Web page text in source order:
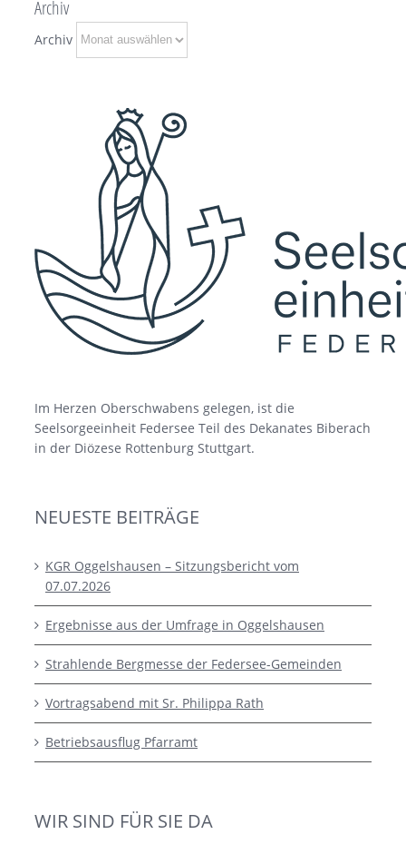
Archiv
Archiv
Im Herzen Oberschwabens gelegen, ist die
Seelsorgeeinheit Federsee Teil des Dekanates Biberach
in der Diözese Rottenburg Stuttgart.
NEUESTE BEITRÄGE
KGR Oggelshausen – Sitzungsbericht vom
07.07.2026
Ergebnisse aus der Umfrage in Oggelshausen
Strahlende Bergmesse der Federsee-Gemeinden
Vortragsabend mit Sr. Philippa Rath
Betriebsausflug Pfarramt
WIR SIND FÜR SIE DA